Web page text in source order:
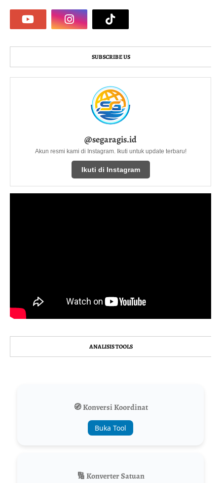
SUBSCRIBE US
@segaragis.id
Akun resmi kami di Instagram. Ikuti untuk update terbaru!
Ikuti di Instagram
ANALISIS TOOLS
🧭 Konversi Koordinat
Buka Tool
🔢 Konverter Satuan